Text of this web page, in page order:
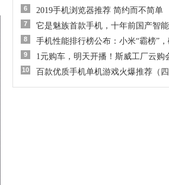
6 2019手机浏览器推荐 简约而不简单
7 它是魅族首款手机，十年前国产智能
8 手机性能排行榜公布：小米“霸榜”
9 1元购车，明天开播！斯威工厂云购
10 百款优质手机单机游戏火爆推荐（